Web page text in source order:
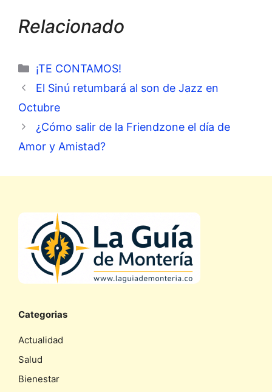
Relacionado
Categorías
¡TE CONTAMOS!
El Sinú retumbará al son de Jazz en
Octubre
¿Cómo salir de la Friendzone el día de
Amor y Amistad?
Categorias
Actualidad
Salud
Bienestar